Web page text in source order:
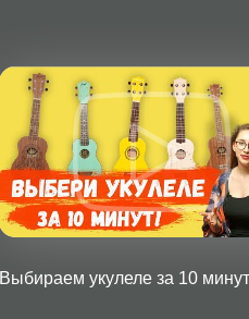
Выбираем укулеле за 10 минут